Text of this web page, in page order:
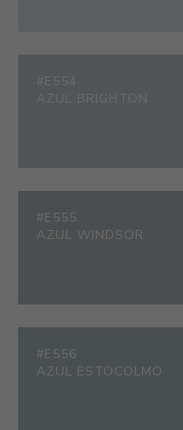
#E554
AZUL BRIGHTON
#E555
AZUL WINDSOR
#E556
AZUL ESTOCOLMO